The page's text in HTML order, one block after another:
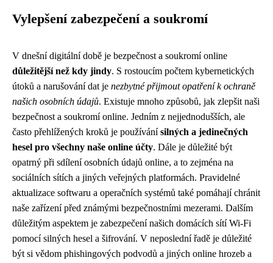
Vylepšení zabezpečení a soukromí
V dnešní digitální době je bezpečnost a soukromí online
důležitější než kdy jindy. S rostoucím počtem kybernetických
útoků a narušování dat je nezbytné přijmout opatření k ochraně
našich osobních údajů. Existuje mnoho způsobů, jak zlepšit naši
bezpečnost a soukromí online. Jedním z nejjednodušších, ale
často přehlížených kroků je používánísilných a jedinečných
hesel pro všechny naše online účty. Dále je důležité být
opatrný při sdílení osobních údajů online, a to zejména na
sociálních sítích a jiných veřejných platformách. Pravidelné
aktualizace softwaru a operačních systémů také pomáhají chránit
naše zařízení před známými bezpečnostními mezerami. Dalším
důležitým aspektem je zabezpečení našich domácích sítí Wi-Fi
pomocí silných hesel a šifrování. V neposlední řadě je důležité
být si vědom phishingových podvodů a jiných online hrozeb a